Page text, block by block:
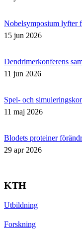
Nobelsymposium lyfter
15 jun 2026
Dendrimerkonferens
11 jun 2026
Spel- och
11 maj 2026
Blodets proteiner
29 apr 2026
KTH
Utbildning
Forskning